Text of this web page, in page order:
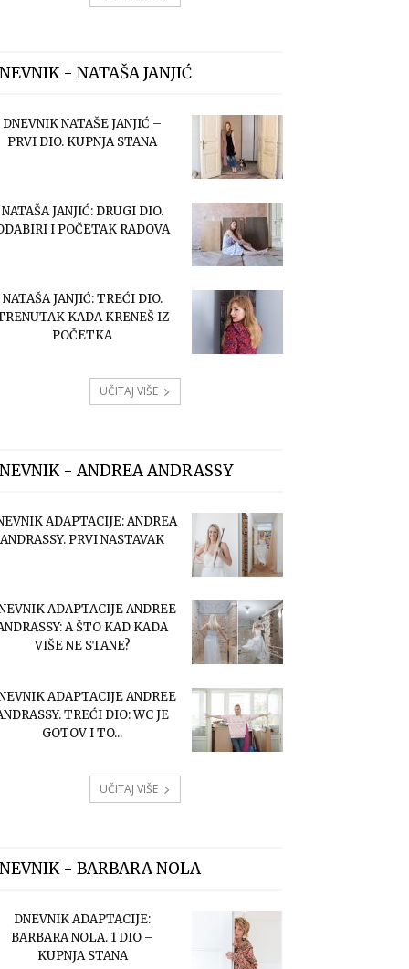
- NATAŠA JANJIĆ
DNEVNIK NATAŠE JANJIĆ –
PRVI DIO. KUPNJA STANA
NATAŠA JANJIĆ: DRUGI DIO.
I POČETAK RADOVA
NATAŠA JANJIĆ: TREĆI DIO.
KADA KRENEŠ IZ
POČETKA
UČITAJ VIŠE
- ANDREA ANDRASSY
ADAPTACIJE: ANDREA
ANDRASSY. PRVI NASTAVAK
ADAPTACIJE ANDREE
A ŠTO KAD KADA
VIŠE NE STANE?
ADAPTACIJE ANDREE
TREĆI DIO: WC JE
GOTOV I TO...
UČITAJ VIŠE
- BARBARA NOLA
DNEVNIK ADAPTACIJE:
BARBARA NOLA. 1 DIO –
KUPNJA STANA